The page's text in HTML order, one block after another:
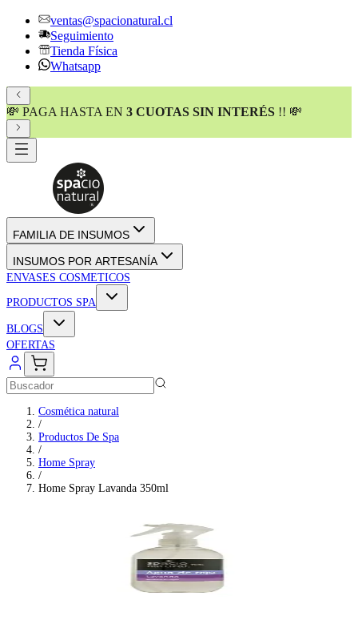
ventas@spacionatural.cl
Seguimiento
Tienda Física
Whatsapp
💸 PAGA HASTA EN 3 CUOTAS SIN INTERÉS !! 💸
FAMILIA DE INSUMOS
INSUMOS POR ARTESANÍA
ENVASES COSMETICOS
PRODUCTOS SPA
BLOGS
OFERTAS
Cosmética natural
/
Productos De Spa
/
Home Spray
/
Home Spray Lavanda 350ml